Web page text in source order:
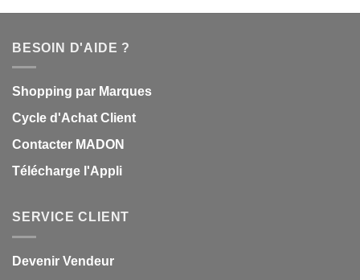
BESOIN D'AIDE ?
Shopping par Marques
Cycle d'Achat Client
Contacter MADON
Télécharge l'Appli
SERVICE CLIENT
Devenir Vendeur